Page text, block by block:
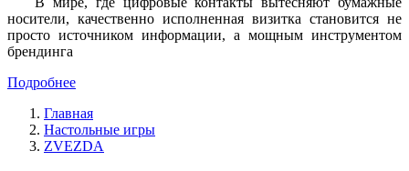
носители, качественно исполненная визитка становится не
просто источником информации, а мощным инструментом
брендинга
Подробнее
Главная
Настольные игры
ZVEZDA